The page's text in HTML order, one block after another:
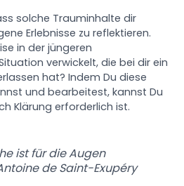
solche Trauminhalte dir
Erlebnisse zu reflektieren.
in der jüngeren
verwickelt, die bei dir ein
hat? Indem Du diese
und bearbeitest, kannst Du
Klärung erforderlich ist.
ist für die Augen
de Saint-Exupéry